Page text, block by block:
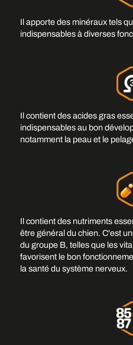
Il apporte des minéraux tels
indispensables à diverses
Il contient des acides gras
indispensables au bon
notamment la peau et le
Il contient des nutriments
être général du chien. C'est
du groupe B, telles que les
favorisent le bon
la santé du système nerveux.